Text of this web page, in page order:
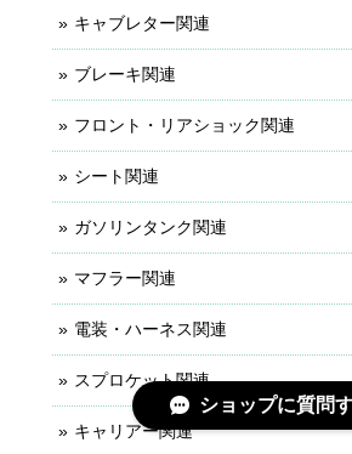
キャブレター関連
ブレーキ関連
フロント・リアショック関連
シート関連
ガソリンタンク関連
マフラー関連
電装・ハーネス関連
スプロケット関連
キャリアー関連
ショップに質問